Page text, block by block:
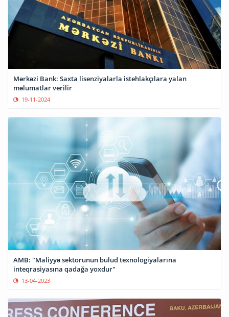
Mərkəzi Bank: Saxta lisenziyalarla istehlakçılara yalan
məlumatlar verilir
19-11-2024
AMB: "Maliyyə sektorunun bulud texnologiyalarına
inteqrasiyasına qadağa yoxdur"
13-04-2023